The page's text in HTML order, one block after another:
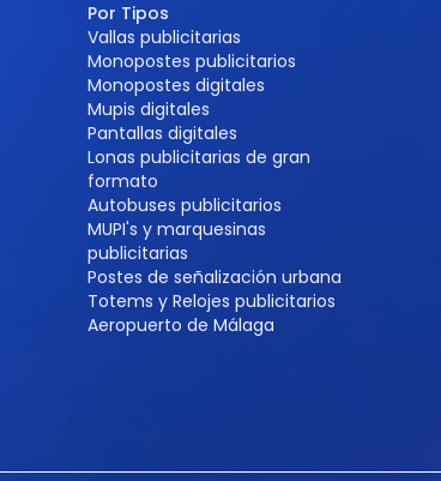
Por Tipos
Vallas publicitarias
Monopostes publicitarios
Monopostes digitales
Mupis digitales
Pantallas digitales
Lonas publicitarias de gran
formato
Autobuses publicitarios
MUPI's y marquesinas
publicitarias
Postes de señalización urbana
Totems y Relojes publicitarios
Aeropuerto de Málaga